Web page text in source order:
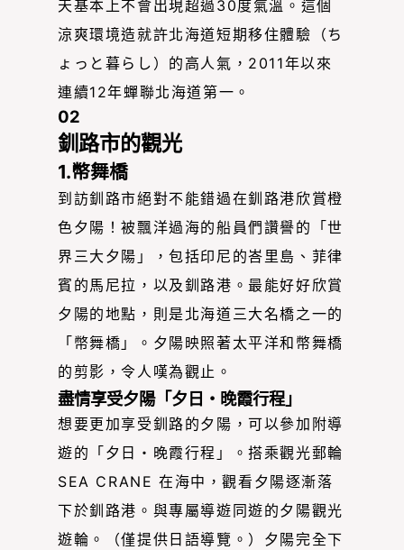
天基本上不會出現超過30度氣溫。這個
涼爽環境造就許北海道短期移住體驗（ち
ょっと暮らし）的高人氣，2011年以來
連續12年蟬聯北海道第一。
02
釧路市的觀光
1.幣舞橋
到訪釧路市絕對不能錯過在釧路港欣賞橙
色夕陽！被飄洋過海的船員們讚譽的「世
界三大夕陽」，包括印尼的峇里島、菲律
賓的馬尼拉，以及釧路港。最能好好欣賞
夕陽的地點，則是北海道三大名橋之一的
「幣舞橋」。夕陽映照著太平洋和幣舞橋
的剪影，令人嘆為觀止。
盡情享受夕陽「夕日・晚霞行程」
想要更加享受釧路的夕陽，可以參加附導
遊的「夕日・晚霞行程」。搭乘觀光郵輪
SEA CRANE 在海中，觀看夕陽逐漸落
下於釧路港。與專屬導遊同遊的夕陽觀光
遊輪。（僅提供日語導覽。）夕陽完全下